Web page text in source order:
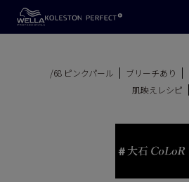
/68 ピンクパール ブリーチあり
肌映えレシピ